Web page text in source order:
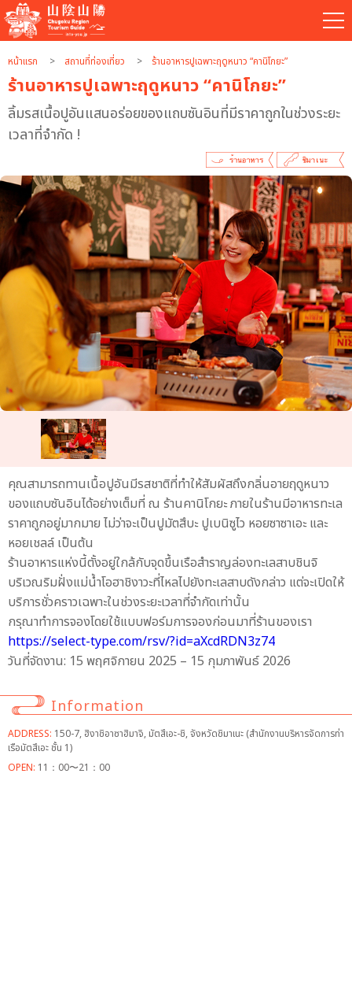
หน้าแรก สถานที่ท่องเที่ยว ร้านอาหารปูเฉพาะฤดูหนาว “คานิโกยะ”
ร้านอาหารปูเฉพาะฤดูหนาว “คานิโกยะ”
ลิ้มรสเนื้อปูอันแสนอร่อยของแถบซันอินที่มีราคาถูกในช่วงระยะ
เวลาที่จำกัด !
คุณสามารถทานเนื้อปูอันมีรสชาติที่ทำให้สัมผัสถึงกลิ่นอายฤดูหนาว
ของแถบซันอินได้อย่างเต็มที่ ณ ร้านคานิโกยะ ภายในร้านมีอาหารทะเล
ราคาถูกอยู่มากมาย ไม่ว่าจะเป็นปูมัตสึบะ ปูเบนิซูไว หอยซาซาเอะ และ
หอยเชลล์ เป็นต้น
ร้านอาหารแห่งนี้ตั้งอยู่ใกล้กับจุดขึ้นเรือสำราญล่องทะเลสาบชินจิ
บริเวณริมฝั่งแม่น้ำโอฮาชิงาวะที่ไหลไปยังทะเลสาบดังกล่าว แต่จะเปิดให้
บริการชั่วคราวเฉพาะในช่วงระยะเวลาที่จำกัดเท่านั้น
กรุณาทำการจองโดยใช้แบบฟอร์มการจองก่อนมาที่ร้านของเรา
https://select-type.com/rsv/?id=aXcdRDN3z74
วันที่จัดงาน: 15 พฤศจิกายน 2025 – 15 กุมภาพันธ์ 2026
Information
ADDRESS: 150-7, ฮิงาชิอาซาฮิมาจิ, มัตสึเอะ-ชิ, จังหวัดชิมาเนะ (สำนักงานบริหารจัดการท่า
เรือมัตสึเอะ ชั้น 1)
OPEN: 11：00〜21：00